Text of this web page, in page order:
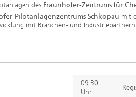
des Fraunhofer-Zentrums für
Pilotanlagenzentrums Schkopau mit
mit Branchen- und Industriepartnern
09:30
Uhr